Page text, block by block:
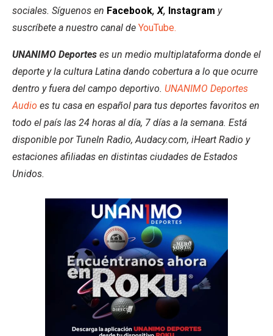
sociales. Síguenos en Facebook,X, Instagram y
suscríbete a nuestro canal de YouTube.
UNANIMO Deportes es un medio multiplataforma donde el
deporte y la cultura Latina dando cobertura a lo que ocurre
dentro y fuera del campo deportivo. UNANIMO Deportes
Audio es tu casa en español para tus deportes favoritos en
todo el país las 24 horas al día, 7 días a la semana. Está
disponible por TuneIn Radio, Audacy.com, iHeart Radio y
estaciones afiliadas en distintas ciudades de Estados
Unidos.